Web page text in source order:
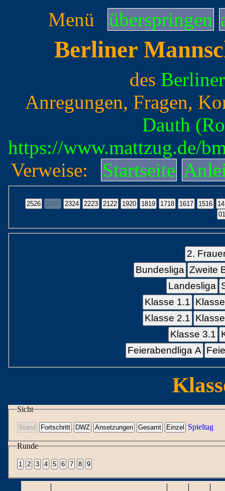
Menü überspringen
Berliner
des
Anregungen, Fragen,
Dauth
https://www.mattzug.de/
Verweise:
Startseite
2.
Bundesliga Zweite
Landesliga
Klasse 1.1
Klasse 2.1
Klasse 3.1
Feierabendliga A
Sicht
Spieltag
Runde